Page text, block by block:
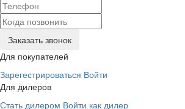
Для покупателей
Зарегестрироваться Войти
Для дилеров
Стать дилером Войти как дилер